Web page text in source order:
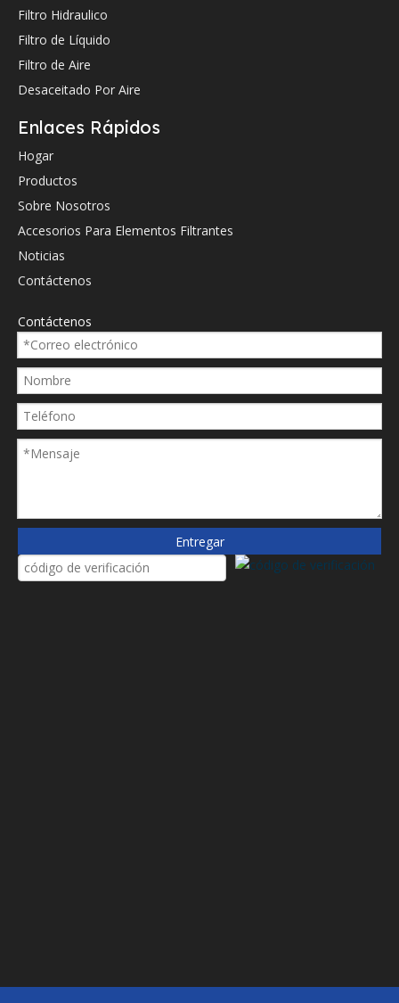
Filtro Hidraulico
Filtro de Líquido
Filtro de Aire
Desaceitado Por Aire
Enlaces Rápidos
Hogar
Productos
Sobre Nosotros
Accesorios Para Elementos Filtrantes
Noticias
Contáctenos
Contáctenos
Entregar